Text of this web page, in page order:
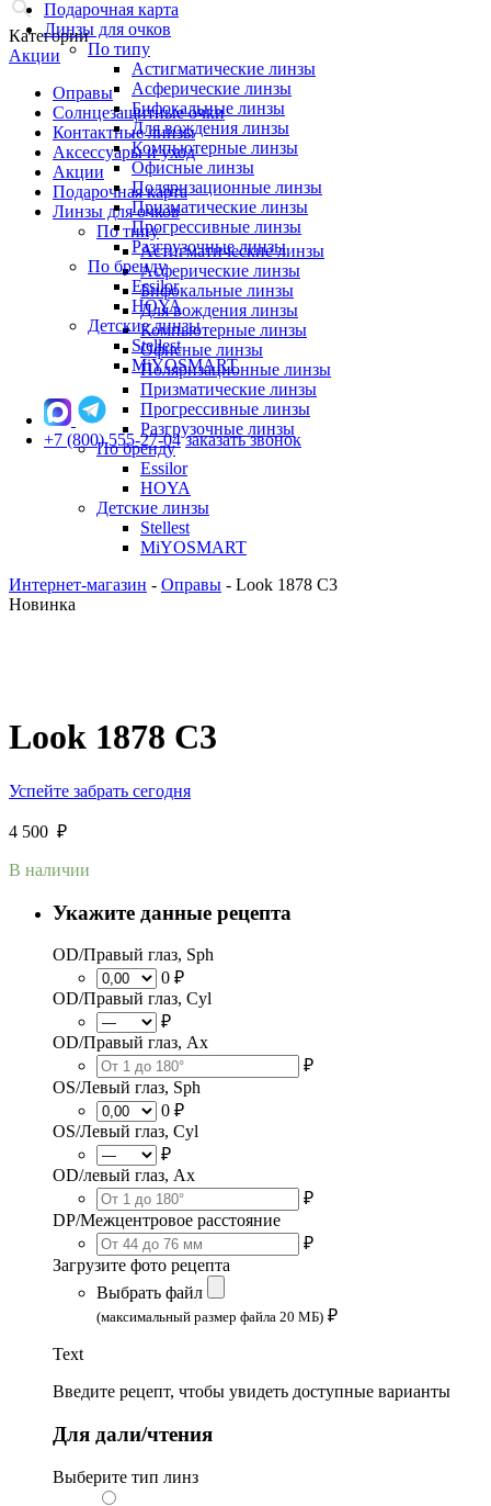
Категории
Акции
Оправы
Солнцезащитные очки
Контактные линзы
Аксессуары и уход
Акции
Подарочная карта
Линзы для очков
По типу
Астигматические линзы
Асферические линзы
Бифокальные линзы
Для вождения линзы
Компьютерные линзы
Офисные линзы
Поляризационные линзы
Призматические линзы
Прогрессивные линзы
Разгрузочные линзы
По бренду
Essilor
HOYA
Детские линзы
Stellest
MiYOSMART
Подарочная карта
Линзы для очков
По типу
Астигматические линзы
Асферические линзы
Бифокальные линзы
Для вождения линзы
Компьютерные линзы
Офисные линзы
Поляризационные линзы
Призматические линзы
Прогрессивные линзы
Разгрузочные линзы
По бренду
Essilor
HOYA
Детские линзы
Stellest
MiYOSMART
+7 (800) 555-27-04 заказать звонок
Интернет-магазин - Оправы - Look 1878 C3
Новинка
Look 1878 C3
Успейте забрать сегодня
4 500 ₽
В наличии
Укажите данные рецепта
OD/Правый глаз, Sph
0 ₽
OD/Правый глаз, Cyl
₽
OD/Правый глаз, Ax
₽
OS/Левый глаз, Sph
0 ₽
OS/Левый глаз, Cyl
₽
OD/левый глаз, Ax
₽
DP/Межцентровое расстояние
₽
Загрузите фото рецепта
Выбрать файл
(максимальный размер файла 20 МБ) ₽
Text
Введите рецепт, чтобы увидеть доступные варианты
Для дали/чтения
Выберите тип линз